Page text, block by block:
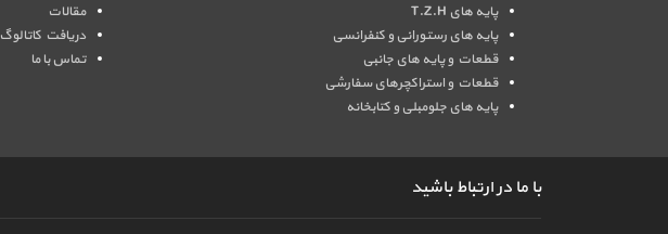
پایه های T.Z.H
پایه های رستورانی و کنفرانسی
قطعات و پایه های جانبی
قطعات و استراکچرهای سفارشی
پایه های جلومبلی و کتابخانه
مقالات
دریافت کاتالوگ
تماس با ما
با ما در ارتباط باشید